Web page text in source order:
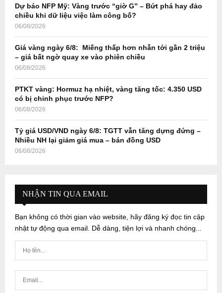
H
Dự báo NFP Mỹ: Vàng trước “giờ G” – Bứt phá hay đảo
chiều khi dữ liệu việc làm công bố?
06/08/2026
Giá vàng ngày 6/8: Miếng thấp hơn nhẫn tới gần 2 triệu
– giá bất ngờ quay xe vào phiên chiều
06/08/2026
PTKT vàng: Hormuz hạ nhiệt, vàng tăng tốc: 4.350 USD
có bị chinh phục trước NFP?
06/08/2026
Tỷ giá USD/VND ngày 6/8: TGTT vẫn tăng dựng đứng –
Nhiều NH lại giảm giá mua – bán đồng USD
06/08/2026
NHẬN TIN QUA EMAIL
Bạn không có thời gian vào website, hãy đăng ký đọc tin cập
nhật tự động qua email. Dễ dàng, tiện lợi và nhanh chóng...